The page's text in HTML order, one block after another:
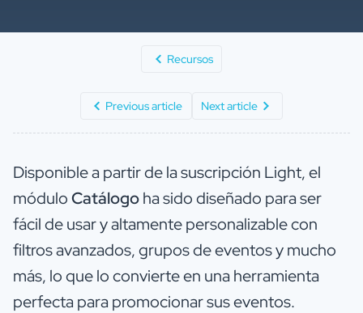
Recursos
Previous article Next article
Disponible a partir de la suscripción Light, el
móduloCatálogoha sido diseñado para ser
fácil de usar y altamente personalizable con
filtros avanzados, grupos de eventos y mucho
más, lo que lo convierte en una herramienta
perfecta para promocionar sus eventos.